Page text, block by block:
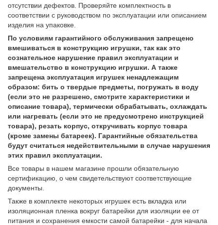
отсутствии дефектов. Проверяйте комплектность в
соответствии с руководством по эксплуатации или описанием
изделия на упаковке.
По условиям гарантийного обслуживания запрещено
вмешиваться в конструкцию игрушки, так как это
сознательное нарушение правил эксплуатации и
вмешательство в конструкцию игрушки. А также
запрещена эксплуатация игрушек ненадлежащим
образом: бить о твердые предметы, погружать в воду
(если это не разрешено, смотрите характеристики и
описание товара), термически обрабатывать, охлаждать
или нагревать (если это не предусмотрено инструкцией
товара), резать корпус, откручивать корпус товара
(кроме замены батареек). Гарантийные обязательства
будут считаться недействительными в случае нарушения
этих правил эксплуатации.
Все товары в нашем магазине прошли обязательную
сертификацию, о чем свидетельствуют соответствующие
документы.
Также в комплекте некоторых игрушек есть вкладка или
изоляционная пленка вокруг батарейки для изоляции ее от
питания и сохранения емкости самой батарейки - для начала